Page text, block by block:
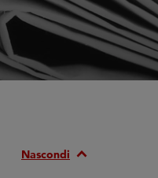
Nascondi Expand_Less